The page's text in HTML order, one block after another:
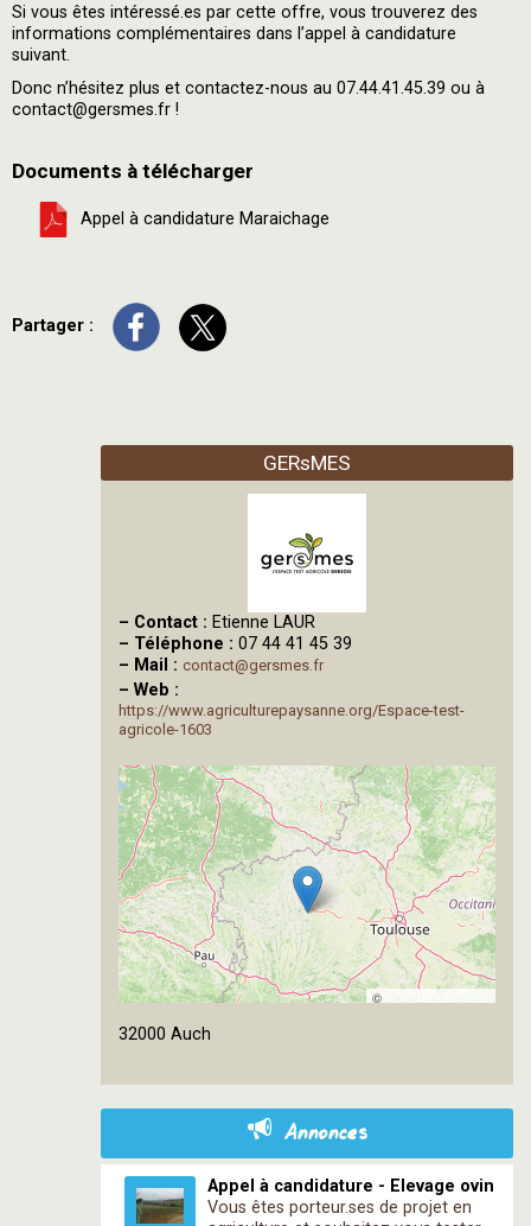
Si vous êtes intéressé.es par cette offre, vous trouverez des
informations complémentaires dans l’appel à candidature
suivant.
Donc n’hésitez plus et contactez-nous au 07.44.41.45.39 ou à
contact@gersmes.fr !
Documents à télécharger
Appel à candidature Maraichage
Partager :
GERsMES
– Contact : Etienne LAUR
– Téléphone : 07 44 41 45 39
– Mail : contact@gersmes.fr
– Web :
https://www.agriculturepaysanne.org/Espace-test-
agricole-1603
©
32000 Auch
Annonces
Appel à candidature - Elevage ovin
Vous êtes porteur.ses de projet en